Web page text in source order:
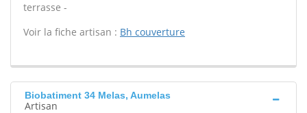
terrasse -
Voir la fiche artisan : Bh couverture
Biobatiment 34 Melas, Aumelas
Artisan